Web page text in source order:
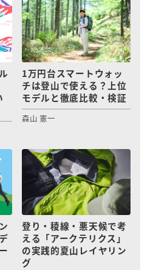
1万円台スマートウォッ
チは登山で使える？上位
モデルと徹底比較・検証
森山 憲一
登り・稜線・悪天候で考
える「アークテリクス」
の実践的夏山レイヤリン
グ